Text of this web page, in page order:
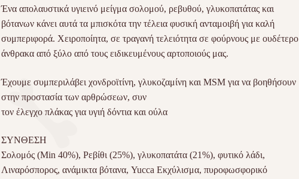
Ένα απολαυστικά υγιεινό μείγμα σολομού, ρεβυθού, γλυκοπατάτας και
βότανων κάνει αυτά τα μπισκότα την τέλεια φυσική ανταμοιβή για καλή
συμπεριφορά. Χειροποίητα, σε τραγανή τελειότητα σε φούρνους με ουδέτερο
άνθρακα από ξύλο από τους ειδικευμένους αρτοποιούς μας.
Έχουμε συμπεριλάβει χονδροϊτίνη, γλυκοζαμίνη και MSM για να βοηθήσουν
στην προστασία των αρθρώσεων, συν
τον έλεγχο πλάκας για υγιή δόντια και ούλα
ΣΥΝΘΕΣΗ
Σολομός (Min 40%), Ρεβίθι (25%), γλυκοπατάτα (21%), φυτικό λάδι,
Λιναρόσπορος, ανάμικτα βότανα, Yucca Εκχύλισμα, πυροφωσφορικό